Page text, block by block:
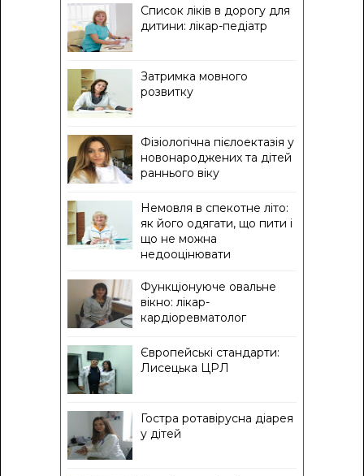
Список ліків в дорогу для
дитини: лікар-педіатр
Затримка мовного
розвитку
Фізіологічна пієлоектазія у
новонароджених та дітей
раннього віку
Немовля в спекотне літо:
як його одягати, що пити і
що не можна
недооцінювати
Функціонуюче овальне
вікно: лікар-
кардіоревматолог
Європейські стандарти:
Лисецька ЦРЛ
Гостра ротавірусна діарея
у дітей